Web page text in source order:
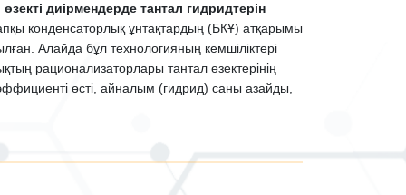
диірмендерде тантал гидридтерін
конденсаторлық ұнтақтардың (БКҰ) атқарымы
Алайда бұл технологияның кемшіліктері
рационализаторлары тантал өзектерінің
өсті, айналым (гидрид) саны азайды,